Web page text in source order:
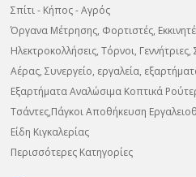
Σπίτι - Κήπος - Αγρός
Όργανα Μέτρησης, Φορτιστές,
Ηλεκτροκολλήσεις, Τόρνοι,
Αέρας, Συνεργείο, εργαλεία,
Εξαρτήματα Αναλώσιμα Κοπτικά
Τσάντες,Πάγκοι Αποθήκευση
Είδη Κιγκαλερίας
Περισσότερες Κατηγορίες